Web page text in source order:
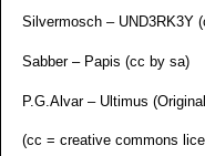
Silvermosch – UND3RK3Y
Sabber – Papis (cc by sa)
P.G.Alvar – Ultimus
(cc = creative commons